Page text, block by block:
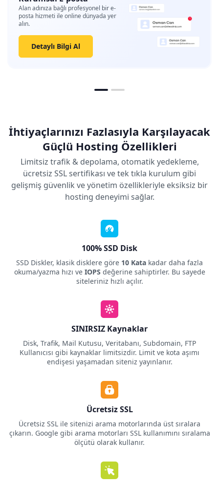
Alan adınıza bağlı profesyonel bir e-
posta hizmeti ile online dünyada yer
alın.
Detaylı Bilgi Al
İhtiyaçlarınızı Fazlasıyla Karşılayacak
Güçlü Hosting Özellikleri
Limitsiz trafik & depolama, otomatik yedekleme,
ücretsiz SSL sertifikası ve tek tıkla kurulum gibi
gelişmiş güvenlik ve yönetim özellikleriyle eksiksiz bir
hosting deneyimi sağlar.
100% SSD Disk
SSD Diskler, klasik disklere göre 10 Kata kadar daha fazla
okuma/yazma hızı ve IOPS değerine sahiptirler. Bu sayede
siteleriniz hızlı açılır.
SINIRSIZ Kaynaklar
Disk, Trafik, Mail Kutusu, Veritabanı, Subdomain, FTP
Kullanıcısı gibi kaynaklar limitsizdir. Limit ve kota aşımı
endişesi yaşamadan siteniz yayınlanır.
Ücretsiz SSL
Ücretsiz SSL ile sitenizi arama motorlarında üst sıralara
çıkarın. Google gibi arama motorları SSL kullanımını sıralama
ölçütü olarak kullanır.